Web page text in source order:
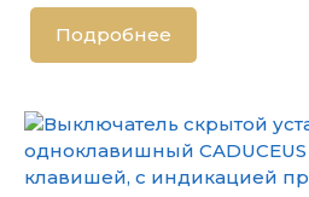
Подробнее